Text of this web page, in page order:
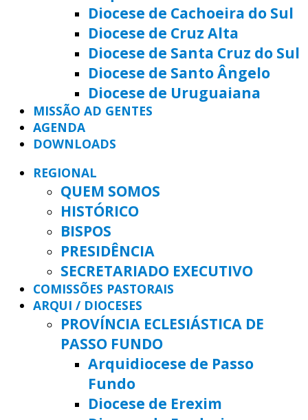
Diocese de Cachoeira do Sul
Diocese de Cruz Alta
Diocese de Santa Cruz do Sul
Diocese de Santo Ângelo
Diocese de Uruguaiana
MISSÃO AD GENTES
AGENDA
DOWNLOADS
REGIONAL
QUEM SOMOS
HISTÓRICO
BISPOS
PRESIDÊNCIA
SECRETARIADO EXECUTIVO
COMISSÕES PASTORAIS
ARQUI / DIOCESES
PROVÍNCIA ECLESIÁSTICA DE
PASSO FUNDO
Arquidiocese de Passo
Fundo
Diocese de Erexim